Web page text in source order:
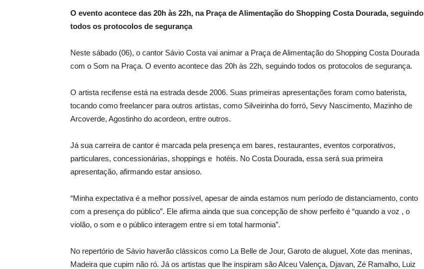
O evento acontece das 20h às 22h, na Praça de Alimentação do Shopping Costa Dourada, seguindo
todos os protocolos de segurança
Neste sábado (06), o cantor Sávio Costa vai animar a Praça de Alimentação do Shopping Costa Dourada
com o Som na Praça. O evento acontece das 20h às 22h, seguindo todos os protocolos de segurança.
O artista recifense está na estrada desde 2006. Suas primeiras apresentações foram como baterista,
tocando como freelancer para outros artistas, como Silveirinha do forró, Sevy Nascimento, Mazinho de
Arcoverde, Agostinho do acordeon, entre outros.
Já sua carreira de cantor é marcada pela presença em bares, restaurantes, eventos corporativos,
particulares, concessionárias, shoppings e hotéis. No Costa Dourada, essa será sua primeira
apresentação, afirmando estar ansioso.
“Minha expectativa é a melhor possível, apesar de ainda estamos num período de distanciamento, conto
com a presença do público”. Ele afirma ainda que sua concepção de show perfeito é “quando a voz , o
violão, o som e o público interagem entre si em total harmonia”.
No repertório de Sávio haverão clássicos como La Belle de Jour, Garoto de aluguel, Xote das meninas,
Madeira que cupim não ró. Já os artistas que lhe inspiram são Alceu Valença, Djavan, Zé Ramalho, Luiz